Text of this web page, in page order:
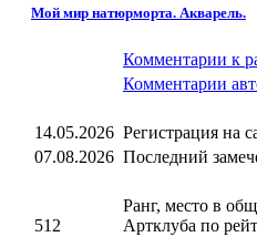
Мой мир натюрморта. Акварель.
Комментарии к
Комментарии
14.05.2026 Регистрация на
07.08.2026 Последний
512
Ранг, место в
Артклуба по